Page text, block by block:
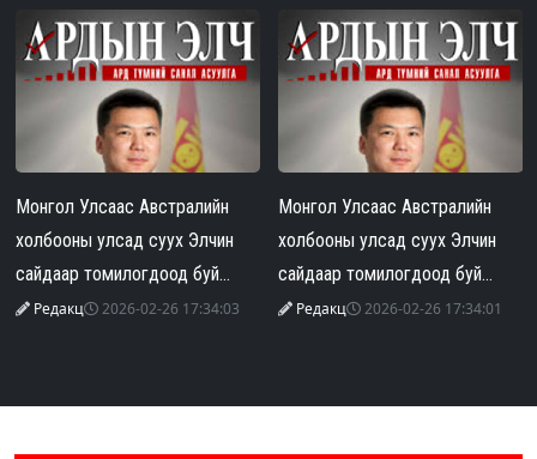
Монгол Улсаас Австралийн
холбооны улсад суух Элчин
сайдаар томилогдоод буй
Г.Тэнгэр эхнэрээ зодож, гэр
Редакц 2026-02-26 17:34:03
Монгол Улсаас Австралийн
холбооны улсад суух Элчин
сайдаар томилогдоод буй
Г.Тэнгэр эхнэрээ зодож, гэр
Редакц 2026-02-26 17:34:01